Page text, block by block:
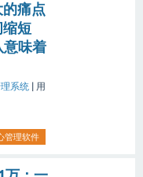
痛点
缩短
意味着
系统
用
管理软件